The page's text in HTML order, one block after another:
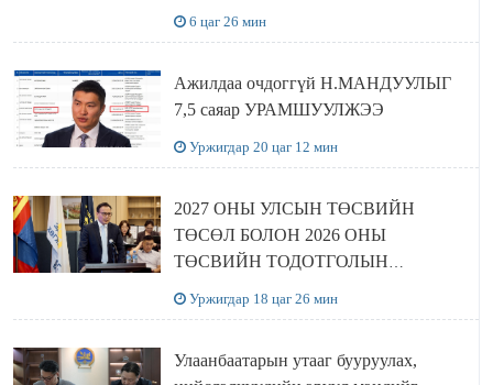
6 цаг 26 мин
Ажилдаа очдоггүй Н.МАНДУУЛЫГ
7,5 саяар УРАМШУУЛЖЭЭ
Уржигдар 20 цаг 12 мин
2027 ОНЫ УЛСЫН ТӨСВИЙН
ТӨСӨЛ БОЛОН 2026 ОНЫ
ТӨСВИЙН ТОДОТГОЛЫН
Уржигдар 18 цаг 26 мин
Улаанбаатарын утааг бууруулах,